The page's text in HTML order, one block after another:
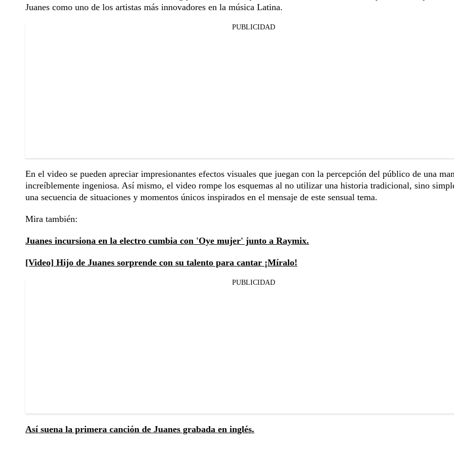
Juanes como uno de los artistas más innovadores en la música Latina.
PUBLICIDAD
En el video se pueden apreciar impresionantes efectos visuales que juegan con la percepción del público de una
increíblemente ingeniosa. Así mismo, el video rompe los esquemas al no utilizar una historia tradicional, sino
una secuencia de situaciones y momentos únicos inspirados en el mensaje de este sensual tema.
Mira también:
Juanes incursiona en la electro cumbia con 'Oye mujer' junto a Raymix.
[Video] Hijo de Juanes sorprende con su talento para cantar ¡Míralo!
PUBLICIDAD
Así suena la primera canción de Juanes grabada en inglés.